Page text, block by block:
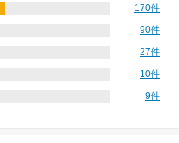
170件
90件
27件
10件
9件